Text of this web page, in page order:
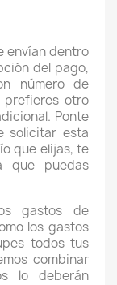
envían dentro
del pago,
número de
prefieres otro
Ponte
solicitar esta
que elijas, te
que puedas
gastos de
los gastos
todos tus
combinar
lo deberán